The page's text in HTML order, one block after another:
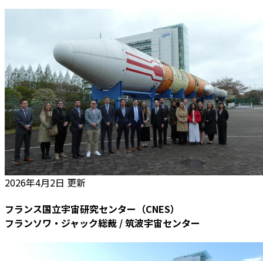
2026年4月2日 更新
フランス国立宇宙研究センター（CNES）
フランソワ・ジャック総裁 / 筑波宇宙センター